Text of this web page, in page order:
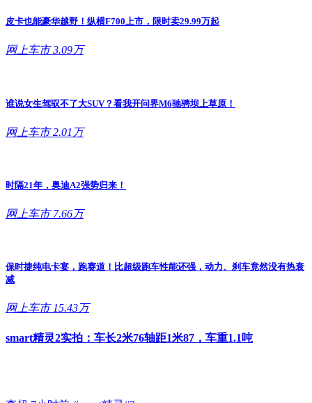
皮卡也能豪华越野！纵横F700上市，限时卖29.99万起
网上车市 3.09万
谁说女生驾驭不了大SUV？看我开问界M6驰骋坝上草原！
网上车市 2.01万
时隔21年，奥迪A2强势归来！
网上车市 7.66万
保时捷纯电卡宴，跑赛道！比超级跑车性能还强，动力、刹车竟然没有热衰
减
网上车市 15.43万
smart精灵2实拍：车长2米76轴距1米87，车重1.1吨